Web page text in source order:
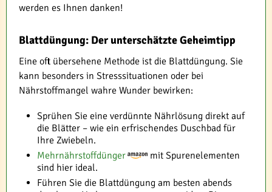
werden es Ihnen danken!
Blattdüngung: Der unterschätzte Geheimtipp
Eine oft übersehene Methode ist die Blattdüngung. Sie
kann besonders in Stresssituationen oder bei
Nährstoffmangel wahre Wunder bewirken:
Sprühen Sie eine verdünnte Nährlösung direkt auf
die Blätter – wie ein erfrischendes Duschbad für
Ihre Zwiebeln.
Mehrnährstoffdünger
mit Spurenelementen
sind hier ideal.
Führen Sie die Blattdüngung am besten abends